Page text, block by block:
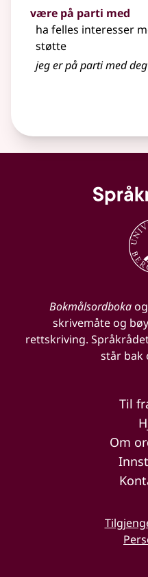
være på parti med
ha felles interesser
støtte
jeg er på parti med deg
Bokmålsordbokaog
skrivemåte og
rettskriving.
står bak
Til
Om